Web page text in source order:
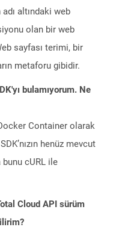
altındaki web
olan bir web
sayfası terimi, bir
metaforu gibidir.
bulamıyorum. Ne
Container olarak
henüz mevcut
cURL ile
Cloud API sürüm